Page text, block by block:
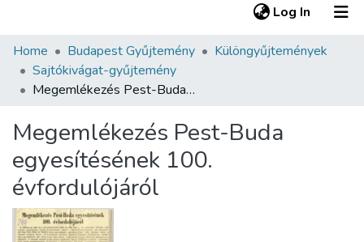
Log In (current)
Communities & Collections
All of DSpace
About us
Home Budapest Gyűjtemény
Különgyűjtemények
Sajtókivágat-gyűjtemény
Megemlékezés Pest-Buda egyesítésének 100. évfordulójáról
Megemlékezés Pest-Buda
egyesítésének 100.
évfordulójáról